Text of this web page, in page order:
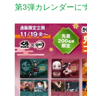
第3弾カレンダーに